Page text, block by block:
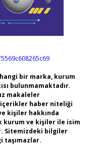
bir marka, kurum
bulunmamaktadır.
makaleler
içerikler haber niteliği
kişiler hakkında
kurum ve kişiler ile isim
Sitemizdeki bilgiler
taşımazlar.